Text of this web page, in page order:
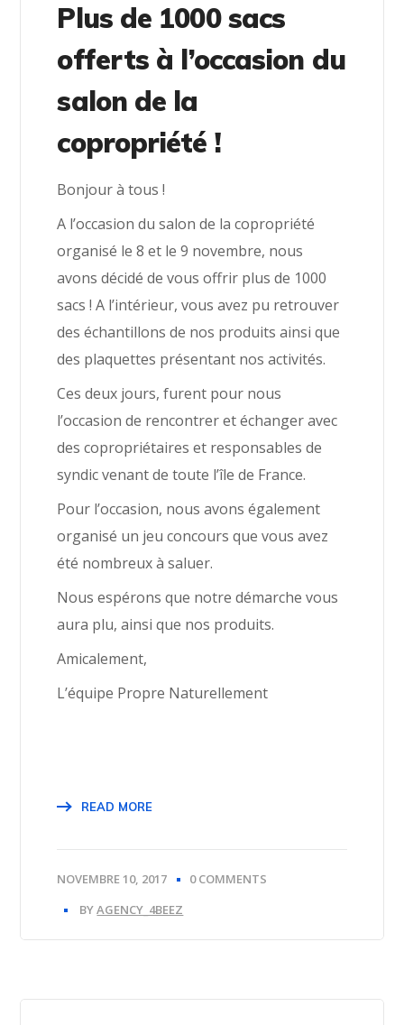
Plus de 1000 sacs
offerts à l’occasion du
salon de la
copropriété !
Bonjour à tous !
A l’occasion du salon de la copropriété
organisé le 8 et le 9 novembre, nous
avons décidé de vous offrir plus de 1000
sacs ! A l’intérieur, vous avez pu retrouver
des échantillons de nos produits ainsi que
des plaquettes présentant nos activités.
Ces deux jours, furent pour nous
l’occasion de rencontrer et échanger avec
des copropriétaires et responsables de
syndic venant de toute l’île de France.
Pour l’occasion, nous avons également
organisé un jeu concours que vous avez
été nombreux à saluer.
Nous espérons que notre démarche vous
aura plu, ainsi que nos produits.
Amicalement,
L’équipe Propre Naturellement
READ MORE
NOVEMBRE 10, 2017
0 COMMENTS
BYAGENCY_4BEEZ